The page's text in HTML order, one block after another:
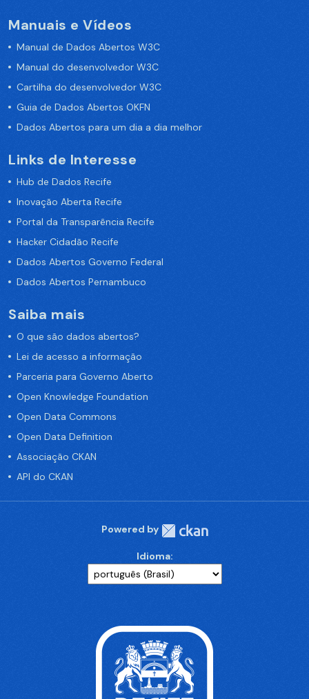
Manuais e Vídeos
Manual de Dados Abertos W3C
Manual do desenvolvedor W3C
Cartilha do desenvolvedor W3C
Guia de Dados Abertos OKFN
Dados Abertos para um dia a dia melhor
Links de Interesse
Hub de Dados Recife
Inovação Aberta Recife
Portal da Transparência Recife
Hacker Cidadão Recife
Dados Abertos Governo Federal
Dados Abertos Pernambuco
Saiba mais
O que são dados abertos?
Lei de acesso a informação
Parceria para Governo Aberto
Open Knowledge Foundation
Open Data Commons
Open Data Definition
Associação CKAN
API do CKAN
Powered by
Idioma